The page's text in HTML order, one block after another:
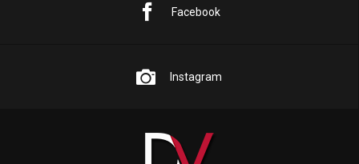
Facebook
Instagram